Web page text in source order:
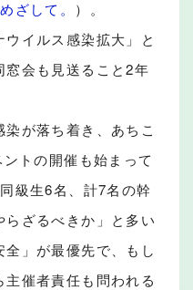
ざして。 ）。
イルス感染拡大」と
会も見送ること2年
が落ち着き、あちこ
トの開催も始まって
級生6名、計7名の幹
ざるべきか」と多い
」が最優先で、もし
催者責任も問われる